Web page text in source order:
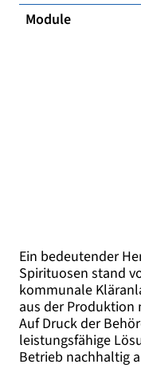
Module
Ein bedeutender
Spirituosen stand
kommunale
aus der
Auf Druck der
leistungsfähige
Betrieb nachhaltig